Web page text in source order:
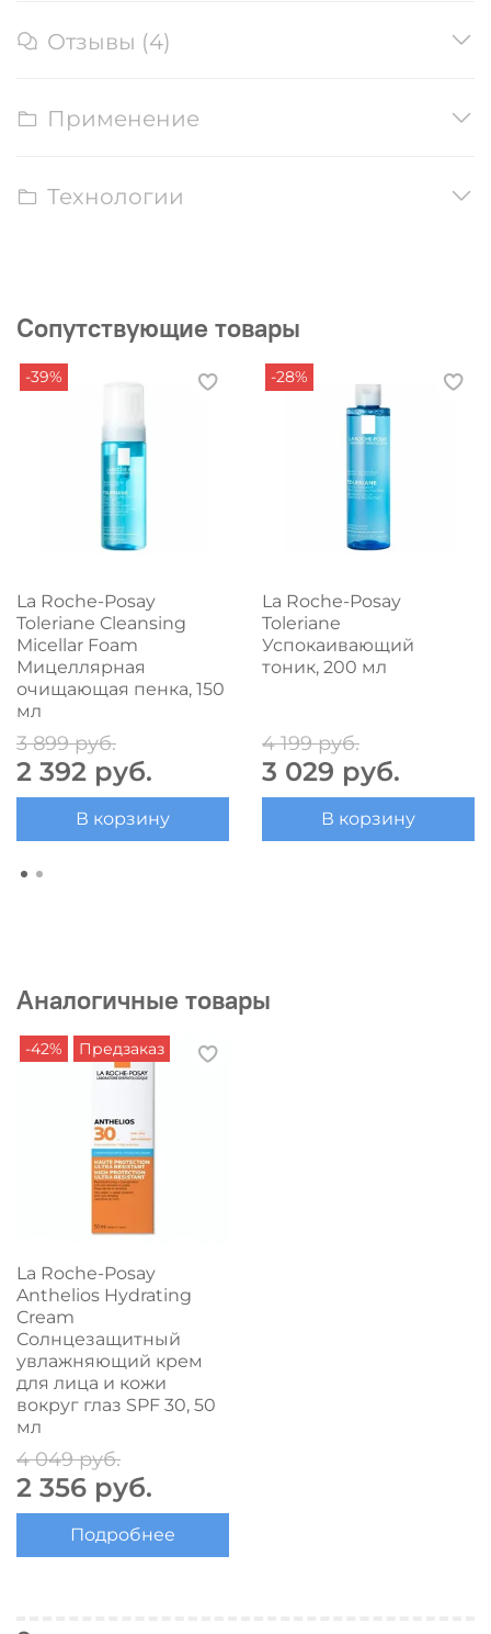
Отзывы (4)
Применение
Технологии
Сопутствующие товары
-39%
La Roche-Posay
Toleriane Cleansing
Micellar Foam
Мицеллярная
очищающая пенка, 150
мл
3 899 руб.
2 392 руб.
В корзину
-28%
La Roche-Posay
Toleriane
Успокаивающий
тоник, 200 мл
4 199 руб.
3 029 руб.
В корзину
Аналогичные товары
-42% Предзаказ
La Roche-Posay
Anthelios Hydrating
Cream
Солнцезащитный
увлажняющий крем
для лица и кожи
вокруг глаз SPF 30, 50
мл
4 049 руб.
2 356 руб.
Подробнее